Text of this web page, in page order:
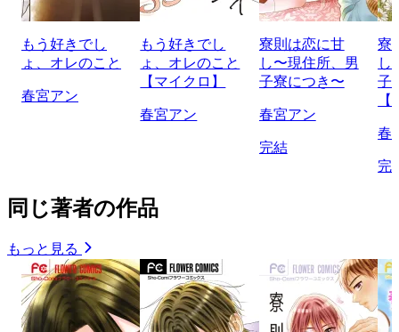
もう好きでし
ょ、オレのこと
春宮アン
もう好きでし
ょ、オレのこと
【マイクロ】
春宮アン
寮則は恋に甘
し〜現住所、男
子寮につき〜
春宮アン
完結
寮
し
子
春
完
同じ著者の作品
もっと見る